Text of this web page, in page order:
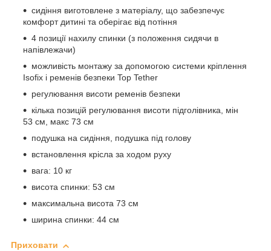
сидіння виготовлене з матеріалу, що забезпечує
комфорт дитині та оберігає від потіння
4 позиції нахилу спинки (з положення сидячи в
напівлежачи)
можливість монтажу за допомогою системи кріплення
Isofix і ременів безпеки Top Tether
регулювання висоти ременів безпеки
кілька позицій регулювання висоти підголівника, мін
53 см, макс 73 см
подушка на сидіння, подушка під голову
встановлення крісла за ходом руху
вага: 10 кг
висота спинки: 53 см
максимальна висота 73 см
ширина спинки: 44 см
Приховати